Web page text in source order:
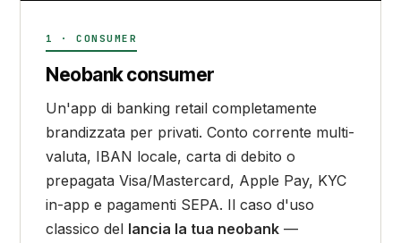
1 · CONSUMER
Neobank consumer
Un'app di banking retail completamente
brandizzata per privati. Conto corrente multi-
valuta, IBAN locale, carta di debito o
prepagata Visa/Mastercard, Apple Pay, KYC
in-app e pagamenti SEPA. Il caso d'uso
classico del lancia la tua neobank —